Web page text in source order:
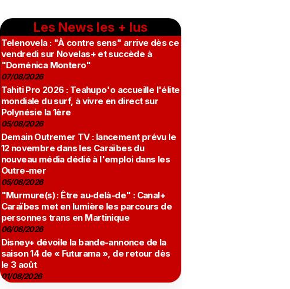
Les News les + lus
Telenovela : "À contre sens" arrive dès ce
vendredi sur Novelas+ et succède à
"Doménica Montero"
07/08/2026
Tahiti Pro 2026 : Teahupo'o accueille l'élite
mondiale du surf, à vivre en direct sur
Polynésie la 1ère
05/08/2026
Demain Outremer TV : lancement prévu le
12 novembre dans les Caraïbes du
nouveau média dédié à l'emploi dans les
Outre-mer
05/08/2026
"Murmure(s) : Être au-delà-de" : Canal+
Caraïbes met en lumière les parcours de
personnes trans en Martinique
06/08/2026
Disney+ dévoile la bande-annonce de la
saison 14 de « Futurama », de retour dès
le 3 août
01/08/2026